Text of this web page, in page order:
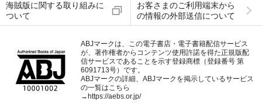
海賊版に関する取り組みに
ついて
お客さまのご利用端末から
の情報の外部送信について
ABJマークは、この電子書店・電子書籍配信サービス
が、著作権者からコンテンツ使用許諾を得た正規版配
信サービスであることを示す登録商標（登録番号 第
6091713号）です。
ABJマークの詳細、ABJマークを掲示しているサービス
の一覧はこちら
→ https://aebs.or.jp/